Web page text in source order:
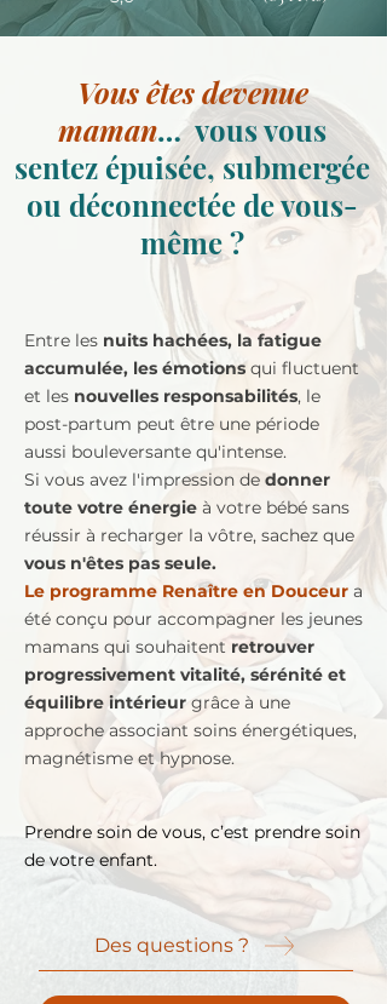
Vous êtes devenue
maman… vous vous
sentez épuisée, submergée
ou déconnectée de vous-
même ?
Entre les nuits hachées, la fatigue
accumulée, les émotions qui fluctuent
et les nouvelles responsabilités, le
post-partum peut être une période
aussi bouleversante qu'intense.
Si vous avez l'impression de donner
toute votre énergie à votre bébé sans
réussir à recharger la vôtre, sachez que
vous n'êtes pas seule.
Le programme Renaître en Douceur a
été conçu pour accompagner les jeunes
mamans qui souhaitent retrouver
progressivement vitalité, sérénité et
équilibre intérieur grâce à une
approche associant soins énergétiques,
magnétisme et hypnose.
Prendre soin de vous, c’est prendre soin
de votre enfant.
Des questions ?